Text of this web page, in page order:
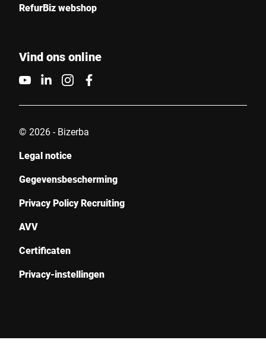
RefurBiz webshop
Vind ons online
© 2026 - Bizerba
Legal notice
Gegevensbescherming
Privacy Policy Recruiting
AVV
Certificaten
Privacy-instellingen